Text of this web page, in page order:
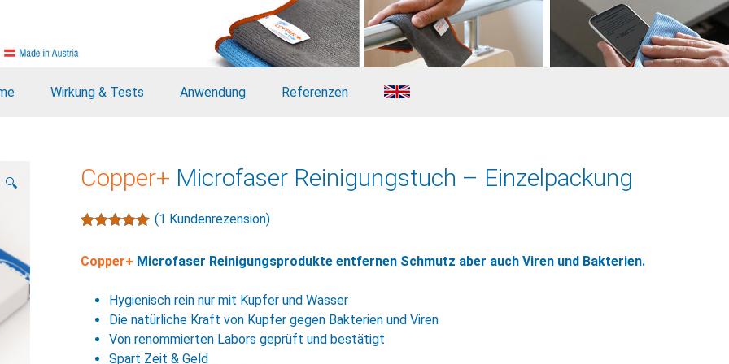
Wirkung & Tests Anwendung Referenzen
🔍 Copper+ Microfaser Reinigungstuch – Einzelpackung
basierend
rtung
(1 Kundenrezension)
Copper+ Microfaser Reinigungsprodukte entfernen Schmutz aber auch Viren und Bakterien.
Hygienisch rein nur mit Kupfer und Wasser
Die natürliche Kraft von Kupfer gegen Bakterien und Viren
Von renommierten Labors geprüft und bestätigt
Spart Zeit & Geld